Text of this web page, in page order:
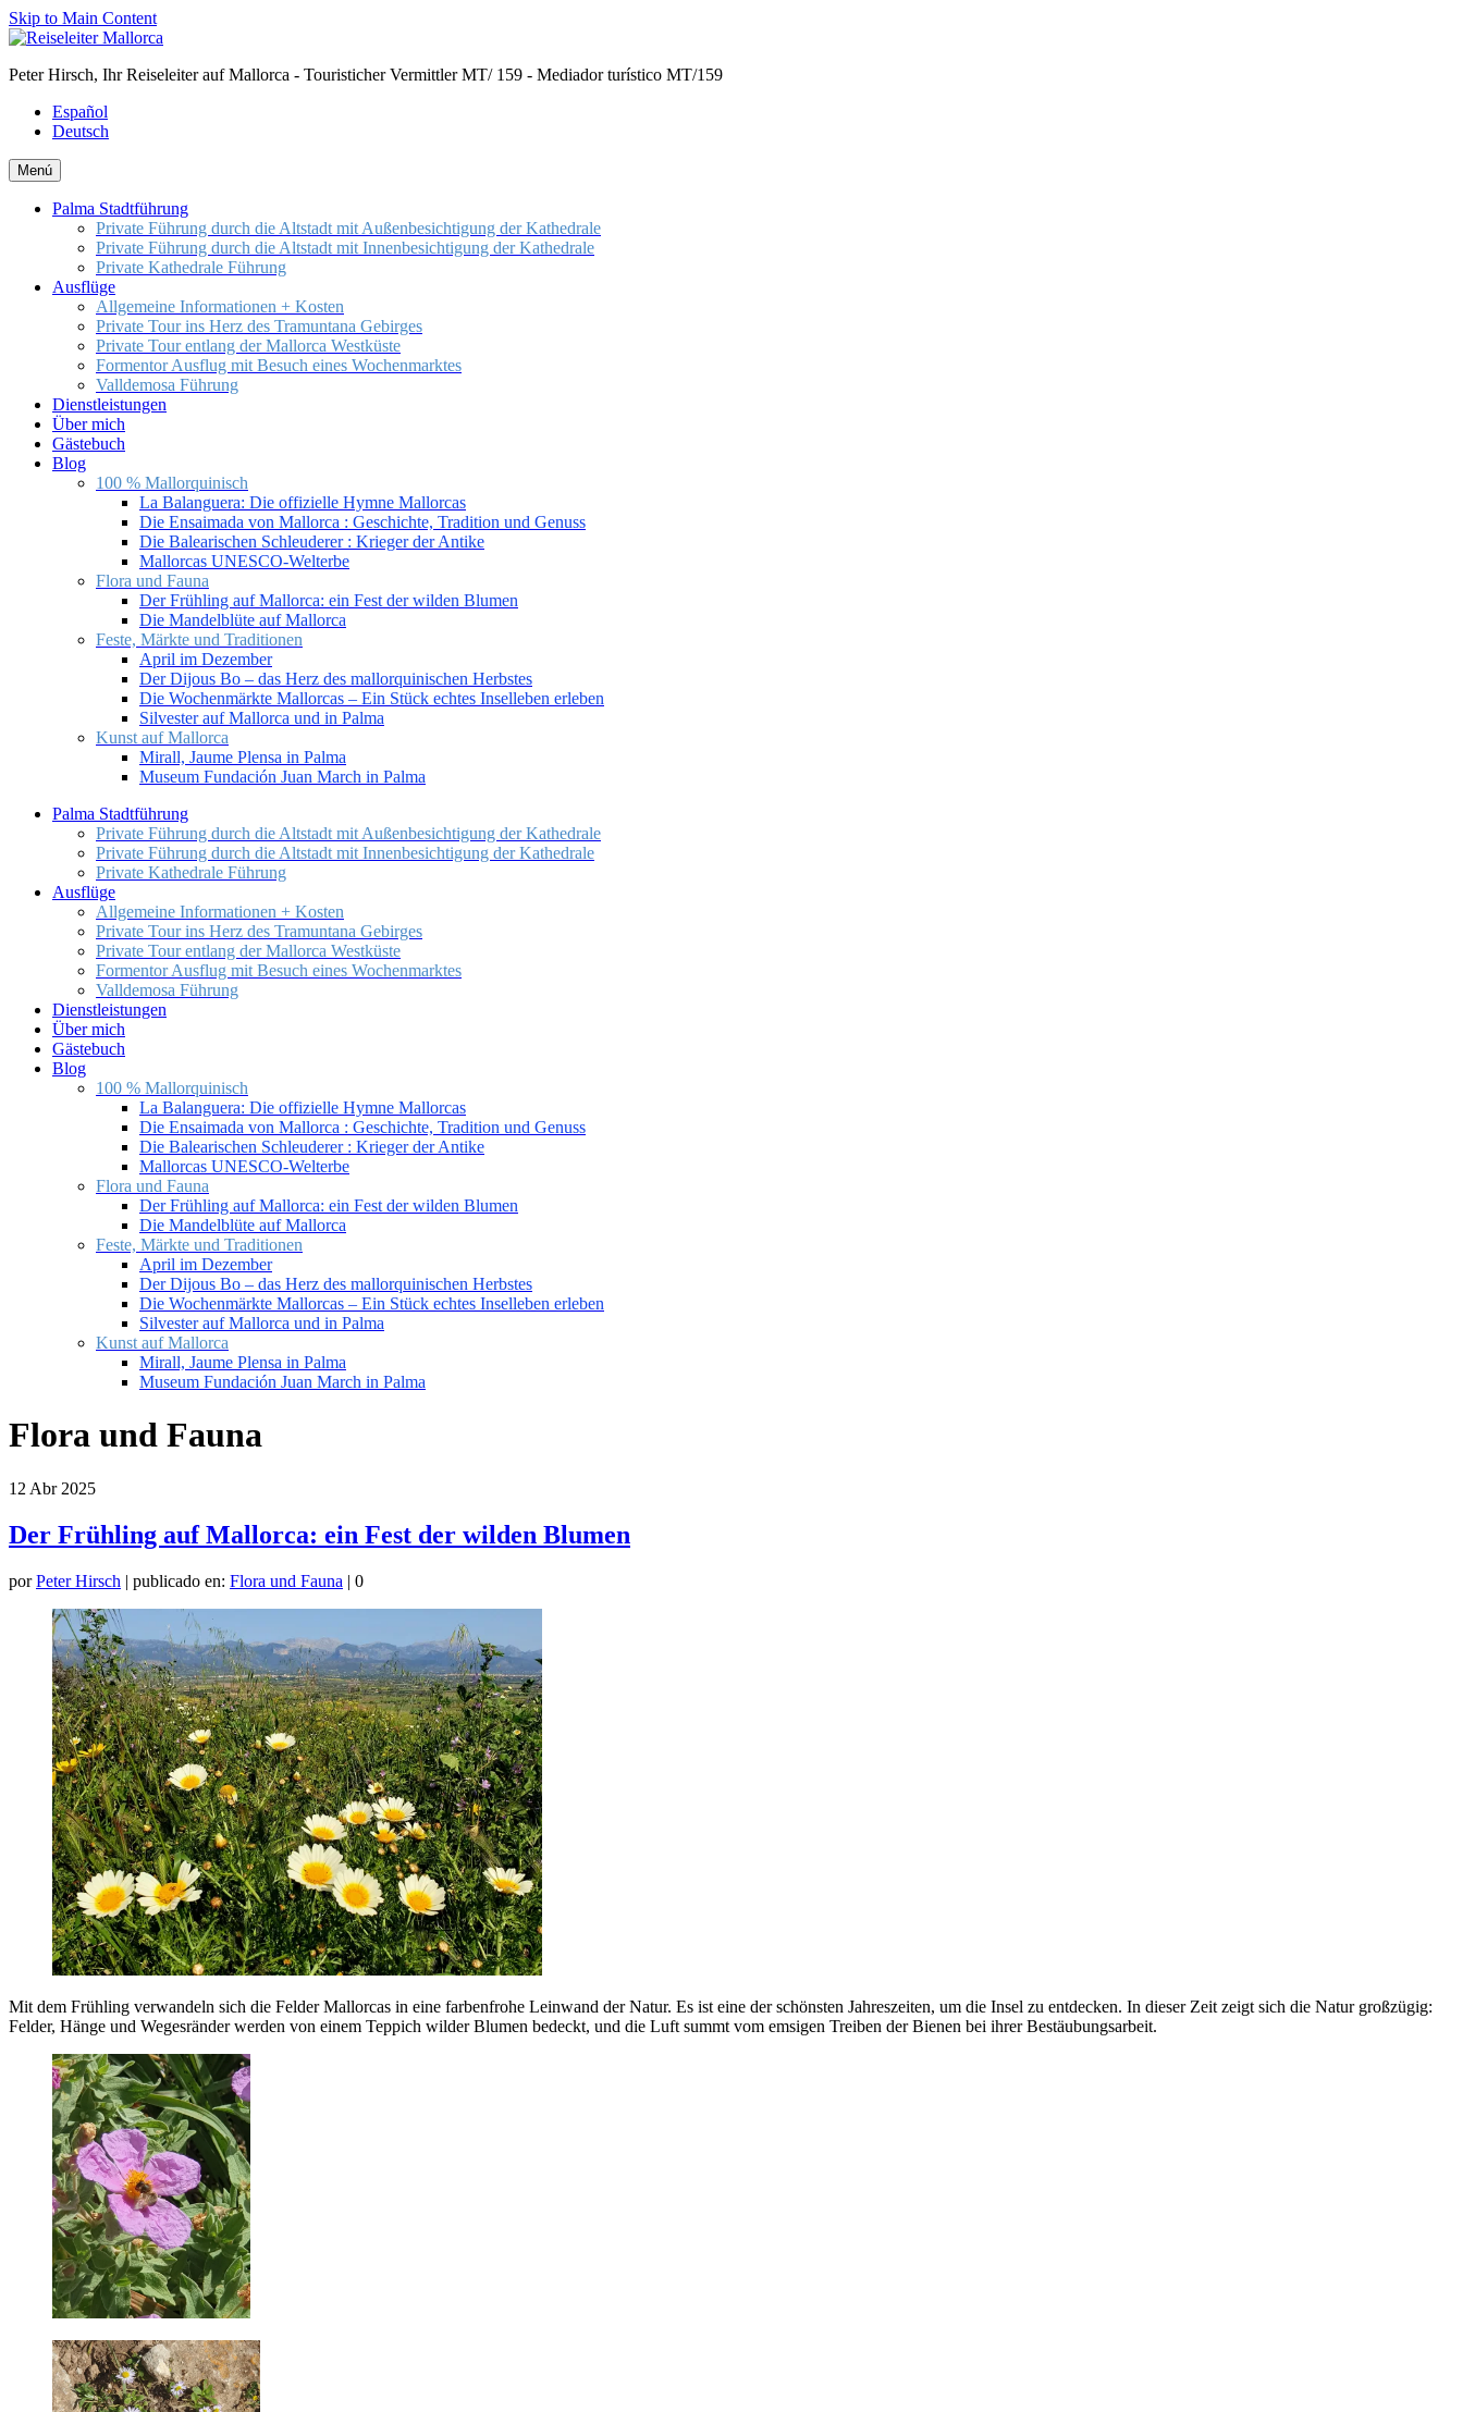
Skip to Main Content
Peter Hirsch, Ihr Reiseleiter auf Mallorca - Touristicher Vermittler MT/ 159 - Mediador turístico MT/159
Español
Deutsch
Menú
Palma Stadtführung
Private Führung durch die Altstadt mit Außenbesichtigung der Kathedrale
Private Führung durch die Altstadt mit Innenbesichtigung der Kathedrale
Private Kathedrale Führung
Ausflüge
Allgemeine Informationen + Kosten
Private Tour ins Herz des Tramuntana Gebirges
Private Tour entlang der Mallorca Westküste
Formentor Ausflug mit Besuch eines Wochenmarktes
Valldemosa Führung
Dienstleistungen
Über mich
Gästebuch
Blog
100 % Mallorquinisch
La Balanguera: Die offizielle Hymne Mallorcas
Die Ensaimada von Mallorca : Geschichte, Tradition und Genuss
Die Balearischen Schleuderer : Krieger der Antike
Mallorcas UNESCO-Welterbe
Flora und Fauna
Der Frühling auf Mallorca: ein Fest der wilden Blumen
Die Mandelblüte auf Mallorca
Feste, Märkte und Traditionen
April im Dezember
Der Dijous Bo – das Herz des mallorquinischen Herbstes
Die Wochenmärkte Mallorcas – Ein Stück echtes Inselleben erleben
Silvester auf Mallorca und in Palma
Kunst auf Mallorca
Mirall, Jaume Plensa in Palma
Museum Fundación Juan March in Palma
Palma Stadtführung
Private Führung durch die Altstadt mit Außenbesichtigung der Kathedrale
Private Führung durch die Altstadt mit Innenbesichtigung der Kathedrale
Private Kathedrale Führung
Ausflüge
Allgemeine Informationen + Kosten
Private Tour ins Herz des Tramuntana Gebirges
Private Tour entlang der Mallorca Westküste
Formentor Ausflug mit Besuch eines Wochenmarktes
Valldemosa Führung
Dienstleistungen
Über mich
Gästebuch
Blog
100 % Mallorquinisch
La Balanguera: Die offizielle Hymne Mallorcas
Die Ensaimada von Mallorca : Geschichte, Tradition und Genuss
Die Balearischen Schleuderer : Krieger der Antike
Mallorcas UNESCO-Welterbe
Flora und Fauna
Der Frühling auf Mallorca: ein Fest der wilden Blumen
Die Mandelblüte auf Mallorca
Feste, Märkte und Traditionen
April im Dezember
Der Dijous Bo – das Herz des mallorquinischen Herbstes
Die Wochenmärkte Mallorcas – Ein Stück echtes Inselleben erleben
Silvester auf Mallorca und in Palma
Kunst auf Mallorca
Mirall, Jaume Plensa in Palma
Museum Fundación Juan March in Palma
Flora und Fauna
12 Abr 2025
Der Frühling auf Mallorca: ein Fest der wilden Blumen
porPeter Hirsch | publicado en: Flora und Fauna | 0
Mit dem Frühling verwandeln sich die Felder Mallorcas in eine farbenfrohe Leinwand der Natur. Es ist eine der schönsten Jahreszeiten, um die Insel zu entdecken. In dieser Zeit zeigt sich die Natur großzügig:
Felder, Hänge und Wegesränder werden von einem Teppich wilder Blumen bedeckt, und die Luft summt vom emsigen Treiben der Bienen bei ihrer Bestäubungsarbeit.